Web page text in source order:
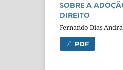
SOBRE A
DIREITO
Fernando Dias
PDF